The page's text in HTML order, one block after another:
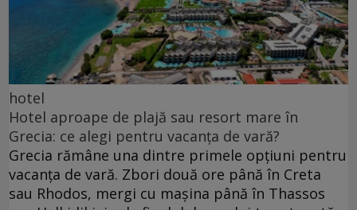
hotel
Hotel aproape de plajă sau resort mare în
Grecia: ce alegi pentru vacanța de vară?
Grecia rămâne una dintre primele opțiuni pentru
vacanța de vară. Zbori două ore până în Creta
sau Rhodos, mergi cu mașina până în Thassos